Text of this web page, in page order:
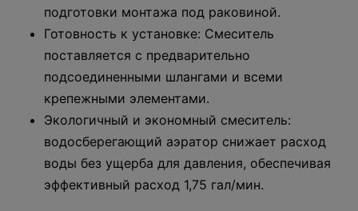
подготовки монтажа под раковиной.
Готовность к установке: Смеситель
поставляется с предварительно
подсоединенными шлангами и всеми
крепежными элементами.
Экологичный и экономный смеситель:
водосберегающий аэратор снижает расход
воды без ущерба для давления, обеспечивая
эффективный расход 1,75 гал/мин.